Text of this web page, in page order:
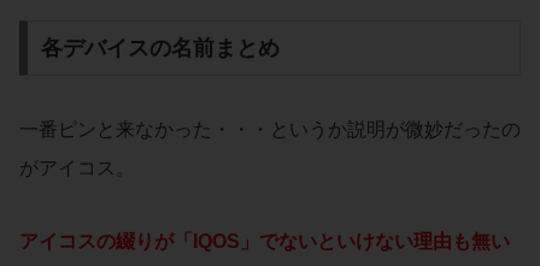
各デバイスの名前まとめ
一番ピンと来なかった・・・というか説明が微妙だったの
がアイコス。
アイコスの綴りが「IQOS」でないといけない理由も無い